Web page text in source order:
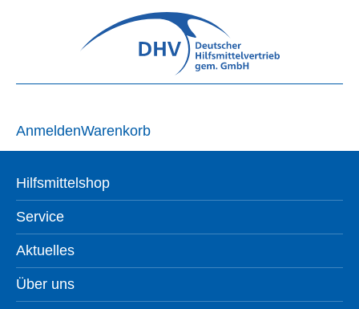
AnmeldenWarenkorb
Hilfsmittelshop
Service
Aktuelles
Über uns